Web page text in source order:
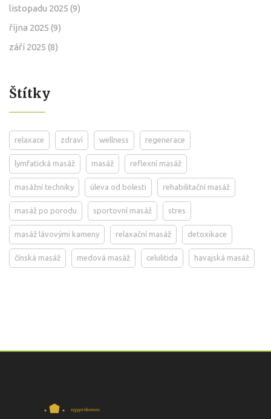
listopadu 2025 (9)
října 2025 (9)
září 2025 (8)
Štítky
relaxace zdraví wellness regenerace
lymfatická masáž masáž reflexní masáž
masážní techniky úleva od bolesti rehabilitační masáž
masáž po porodu sportovní masáž stres
masáž lávovými kameny relaxační masáž detoxikace
čínská masáž medová masáž celulitida havajská masáž